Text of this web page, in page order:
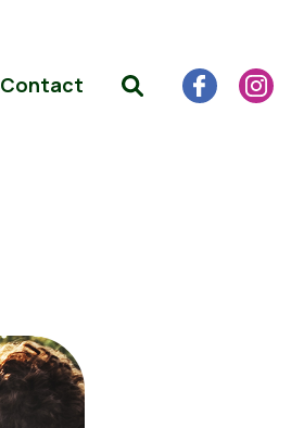
Contact